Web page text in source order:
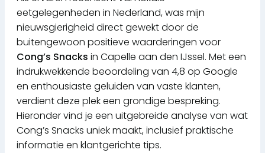
eetgelegenheden in Nederland, was mijn
nieuwsgierigheid direct gewekt door de
buitengewoon positieve waarderingen voor
Cong’s Snacks in Capelle aan den IJssel. Met een
indrukwekkende beoordeling van 4,8 op Google
en enthousiaste geluiden van vaste klanten,
verdient deze plek een grondige bespreking.
Hieronder vind je een uitgebreide analyse van wat
Cong’s Snacks uniek maakt, inclusief praktische
informatie en klantgerichte tips.